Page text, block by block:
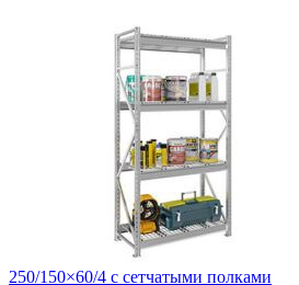
250/150×60/4 с сетчатыми полками